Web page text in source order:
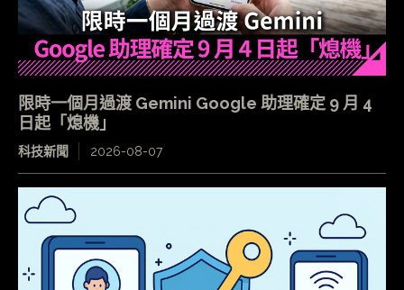
限時一個月過渡 Gemini Google 助理確定 9 月 4
日起「熄機」
科技新聞 2026-08-07